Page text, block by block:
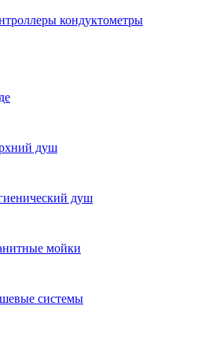
кондуктометры
душ
душ
мойки
системы